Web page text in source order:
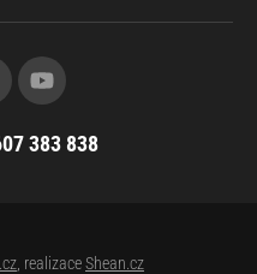
383 838
, realizaceShean.cz